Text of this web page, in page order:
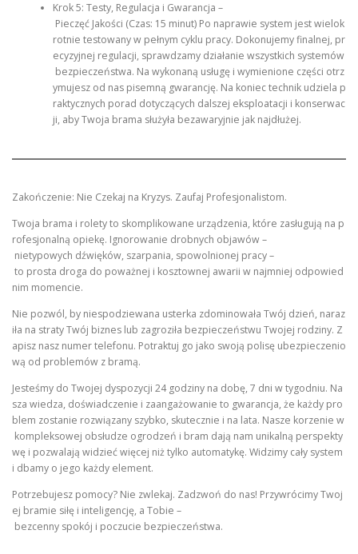
Krok 5: Testy, Regulacja i Gwarancja –
Pieczęć Jakości (Czas: 15 minut) Po naprawie system jest wielok
rotnie testowany w pełnym cyklu pracy. Dokonujemy finalnej, pr
ecyzyjnej regulacji, sprawdzamy działanie wszystkich systemów
bezpieczeństwa. Na wykonaną usługę i wymienione części otrz
ymujesz od nas pisemną gwarancję. Na koniec technik udziela p
raktycznych porad dotyczących dalszej eksploatacji i konserwac
ji, aby Twoja brama służyła bezawaryjnie jak najdłużej.
Zakończenie: Nie Czekaj na Kryzys. Zaufaj Profesjonalistom.
Twoja brama i rolety to skomplikowane urządzenia, które zasługują na p
rofesjonalną opiekę. Ignorowanie drobnych objawów –
nietypowych dźwięków, szarpania, spowolnionej pracy –
to prosta droga do poważnej i kosztownej awarii w najmniej odpowied
nim momencie.
Nie pozwól, by niespodziewana usterka zdominowała Twój dzień, naraz
iła na straty Twój biznes lub zagroziła bezpieczeństwu Twojej rodziny. Z
apisz nasz numer telefonu. Potraktuj go jako swoją polisę ubezpieczenio
wą od problemów z bramą.
Jesteśmy do Twojej dyspozycji 24 godziny na dobę, 7 dni w tygodniu. Na
sza wiedza, doświadczenie i zaangażowanie to gwarancja, że każdy pro
blem zostanie rozwiązany szybko, skutecznie i na lata. Nasze korzenie w
kompleksowej obsłudze ogrodzeń i bram dają nam unikalną perspekty
wę i pozwalają widzieć więcej niż tylko automatykę. Widzimy cały system
i dbamy o jego każdy element.
Potrzebujesz pomocy? Nie zwlekaj. Zadzwoń do nas! Przywrócimy Twoj
ej bramie siłę i inteligencję, a Tobie –
bezcenny spokój i poczucie bezpieczeństwa.